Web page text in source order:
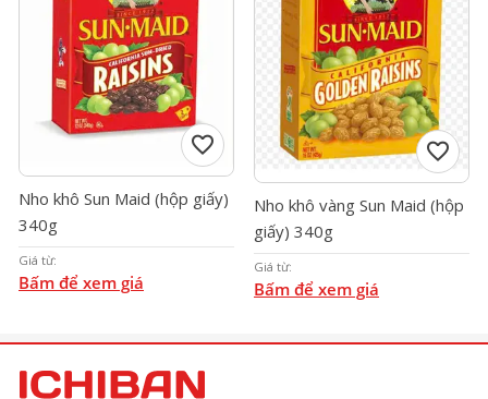
favorite
Nho khô Sun Maid (hộp giấy)
340g
Giá từ:
Bấm để xem giá
favorite
Nho khô vàng Sun Maid (hộp
giấy) 340g
Giá từ:
Bấm để xem giá